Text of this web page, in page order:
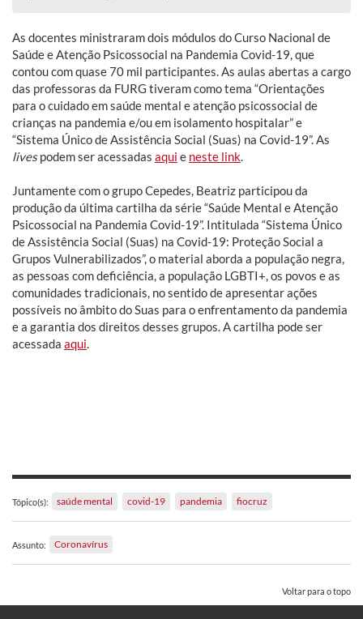
As docentes ministraram dois módulos do Curso Nacional de
Saúde e Atenção Psicossocial na Pandemia Covid-19, que
contou com quase 70 mil participantes. As aulas abertas a cargo
das professoras da FURG tiveram como tema “Orientações
para o cuidado em saúde mental e atenção psicossocial de
crianças na pandemia e/ou em isolamento hospitalar” e
“Sistema Único de Assistência Social (Suas) na Covid-19”. As
livespodem ser acessadas aqui e neste link.
Juntamente com o grupo Cepedes, Beatriz participou da
produção da última cartilha da série “Saúde Mental e Atenção
Psicossocial na Pandemia Covid-19”. Intitulada “Sistema Único
de Assistência Social (Suas) na Covid-19: Proteção Social a
Grupos Vulnerabilizados”, o material aborda a população negra,
as pessoas com deficiência, a população LGBTI+, os povos e as
comunidades tradicionais, no sentido de apresentar ações
possíveis no âmbito do Suas para o enfrentamento da pandemia
e a garantia dos direitos desses grupos. A cartilha pode ser
acessada aqui.
Tópico(s): saúde mental covid-19 pandemia fiocruz
Assunto: Coronavírus
Voltar para o topo